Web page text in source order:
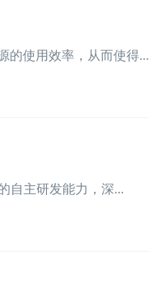
的使用效率，从而使得...
自主研发能力，深...